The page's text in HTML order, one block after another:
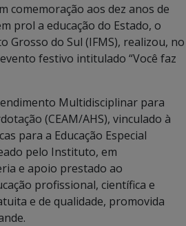
comemoração aos dez anos de
prol a educação do Estado, o
Grosso do Sul (IFMS), realizou, no
festivo intitulado “Você faz
Multidisciplinar para
(CEAM/AHS), vinculado à
para a Educação Especial
pelo Instituto, em
e apoio prestado ao
profissional, científica e
e de qualidade, promovida